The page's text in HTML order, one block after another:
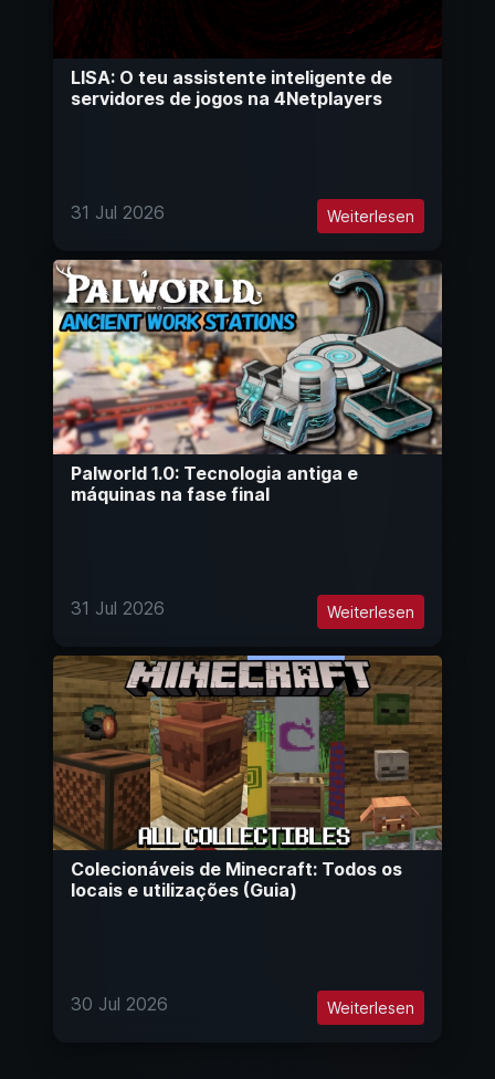
LISA: O teu assistente inteligente de
servidores de jogos na 4Netplayers
31 Jul 2026 Weiterlesen
Palworld 1.0: Tecnologia antiga e
máquinas na fase final
31 Jul 2026 Weiterlesen
Colecionáveis de Minecraft: Todos os
locais e utilizações (Guia)
30 Jul 2026 Weiterlesen